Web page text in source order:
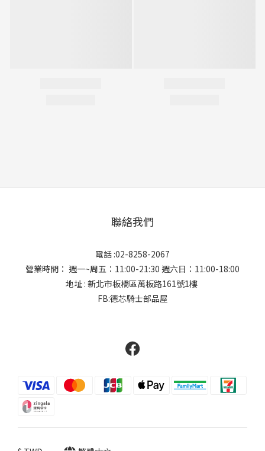
聯絡我們
電話 :02-8258-2067
營業時間： 週一~周五：11:00-21:30 週六日：11:00-18:00
地址 : 新北市板橋區萬板路161號1樓
FB:德芯騎士部品屋